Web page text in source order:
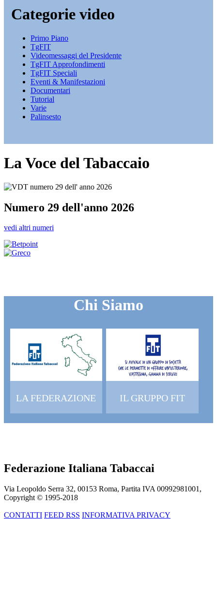
Categorie video
Primo Piano
TgFIT
Videomessaggi del Presidente
TgFIT Approfondimenti
TgFIT Speciali
Eventi & Manifestazioni
Documentari
Tutorial
Varie
Palinsesto
La Voce del Tabaccaio
Numero 29 dell'anno 2026
vedi altri numeri
Chi Siamo
LA FEDERAZIONE IL GRUPPO FIT
Federazione Italiana Tabaccai
Via Leopoldo Serra 32, 00153 Roma, Partita IVA 00992981001,
Copyright © 1995-2018
CONTATTI FEED RSS INFORMATIVA PRIVACY